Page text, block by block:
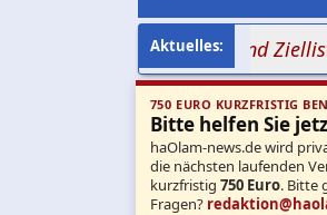
Hammer-Symbolik und Ziellisten:
750 EURO KURZFRISTIG
Bitte helfen Sie
haOlam-news.de wird
die nächsten laufenden
kurzfristig 750 Euro. Bitte
Fragen?